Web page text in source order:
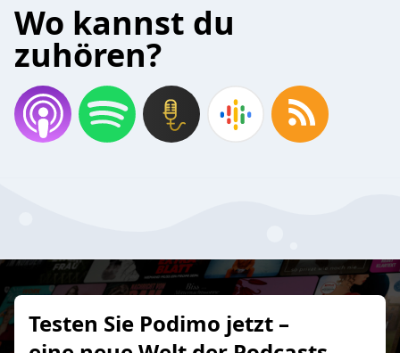
Wo kannst du
zuhören?
Testen Sie Podimo jetzt –